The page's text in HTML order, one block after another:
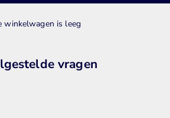
winkelwagen is leeg
vragen